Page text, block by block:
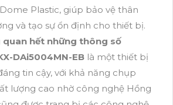
Plastic, giúp bảo vệ thân
và tạo sự ổn định cho thiết bị.
hết những thông số
DAi5004MN-EB là một thiết bị
tin cậy, với khả năng chụp
lượng cao nhờ công nghệ Hồng